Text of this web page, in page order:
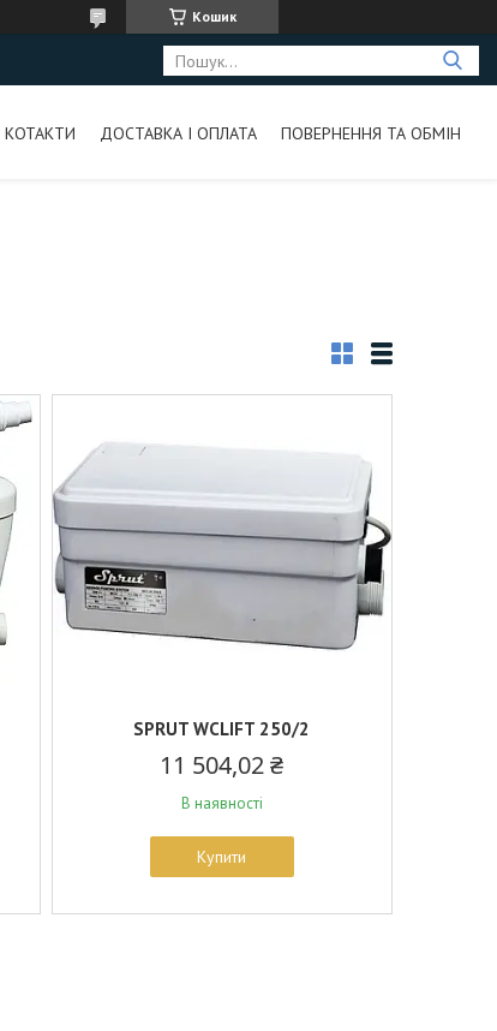
Кошик
КОТАКТИ ДОСТАВКА І ОПЛАТА ПОВЕРНЕННЯ ТА ОБМІН
SPRUT WCLIFT 250/2
11 504,02 ₴
В наявності
Купити